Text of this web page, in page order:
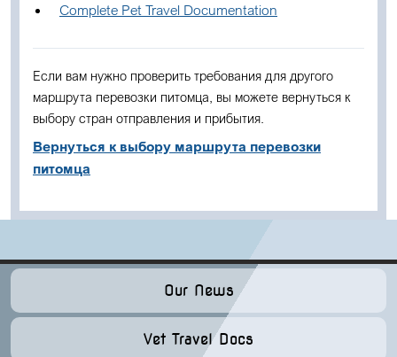
Complete Pet Travel Documentation
Если вам нужно проверить требования для другого
маршрута перевозки питомца, вы можете вернуться к
выбору стран отправления и прибытия.
Вернуться к выбору маршрута перевозки
питомца
Our News
Vet Travel Docs